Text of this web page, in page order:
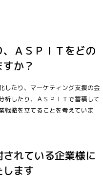
ＡＳＰＩＴをどの
か？
したり、マーケティング支援の会
析したり、ＡＳＰＩＴで蓄積して
戦略を立てることを考えていま
れている企業様に
ます